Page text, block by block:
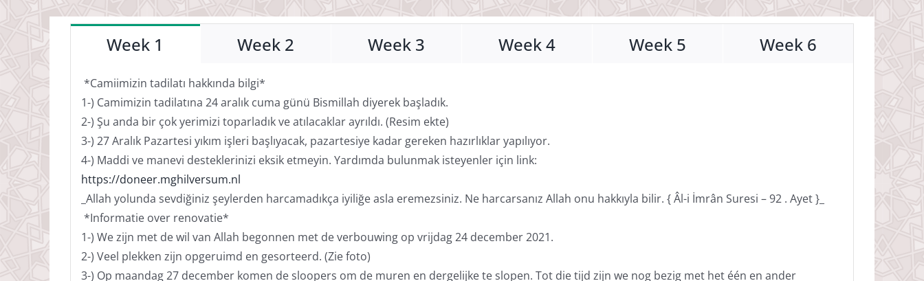
Week 1 Week 2 Week 3 Week 4 Week 5 Week 6
*Camiimizin tadilatı hakkında bilgi*
1-) Camimizin tadilatına 24 aralık cuma günü Bismillah diyerek başladık.
2-) Şu anda bir çok yerimizi toparladık ve atılacaklar ayrıldı. (Resim ekte)
3-) 27 Aralık Pazartesi yıkım işleri başlıyacak, pazartesiye kadar gereken hazırlıklar yapılıyor.
4-) Maddi ve manevi desteklerinizi eksik etmeyin. Yardımda bulunmak isteyenler için link:
https://doneer.mghilversum.nl
_Allah yolunda sevdiğiniz şeylerden harcamadıkça iyiliğe asla eremezsiniz. Ne harcarsanız Allah onu hakkıyla bilir. { Âl-i İmrân Suresi – 92 . Ayet }_
*Informatie over renovatie*
1-) We zijn met de wil van Allah begonnen met de verbouwing op vrijdag 24 december 2021.
2-) Veel plekken zijn opgeruimd en gesorteerd. (Zie foto)
3-) Op maandag 27 december komen de sloopers om de muren en dergelijke te slopen. Tot die tijd zijn we nog bezig met het één en ander